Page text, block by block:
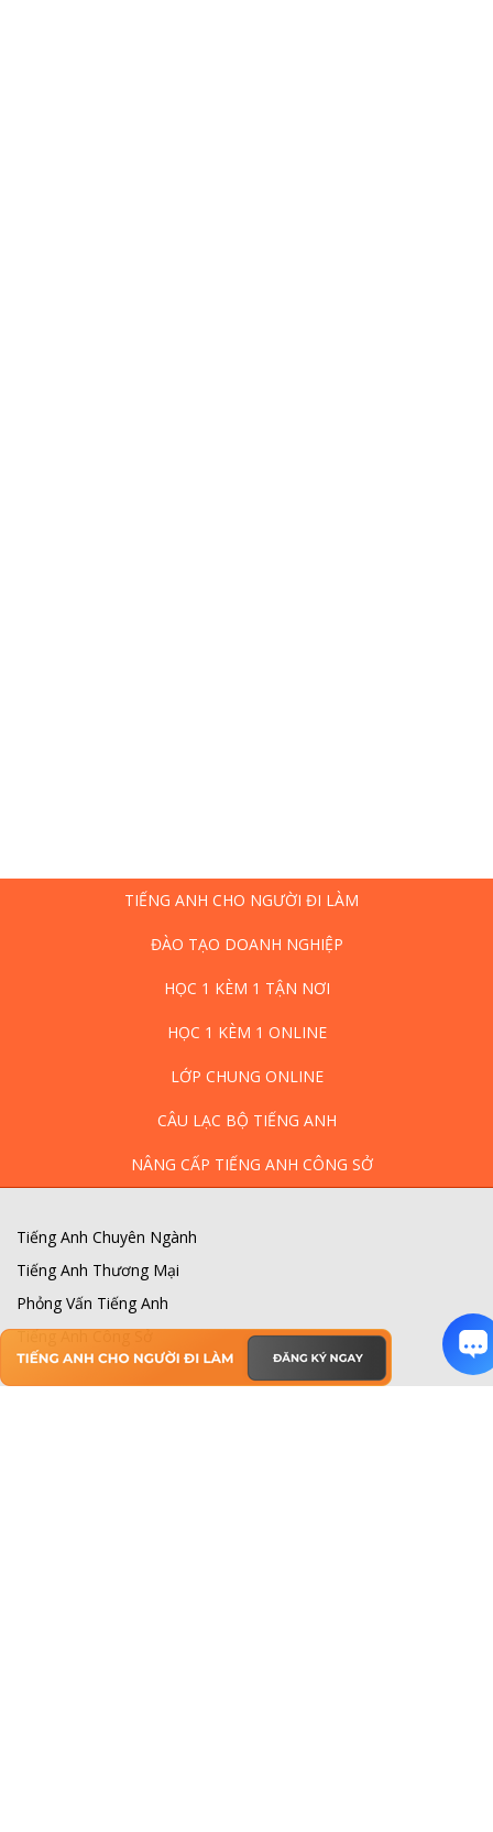
TIẾNG ANH CHO NGƯỜI ĐI LÀM
ĐÀO TẠO DOANH NGHIỆP
HỌC 1 KÈM 1 TẬN NƠI
HỌC 1 KÈM 1 ONLINE
LỚP CHUNG ONLINE
CÂU LẠC BỘ TIẾNG ANH
NÂNG CẤP TIẾNG ANH CÔNG SỞ
Tiếng Anh Chuyên Ngành
Tiếng Anh Thương Mại
Phỏng Vấn Tiếng Anh
Tiếng Anh Công Sở